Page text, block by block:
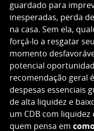
guardado para
inesperadas, perda
na casa. Sem ela,
forçá-lo a resgatar
momento
potencial
recomendação geral
despesas essenciais
de alta liquidez e
um CDB com liquidez
quem pensa em